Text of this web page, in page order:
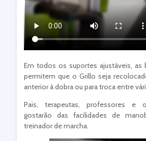
Em todos os suportes ajustáveis, as
permitem que o Grillo seja
anterior à dobra ou para troca entre
Pais, terapeutas, professores e
gostarão das facilidades de
treinador de marcha.